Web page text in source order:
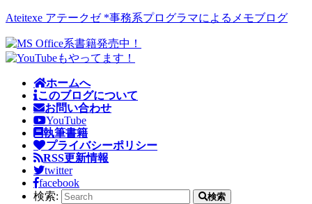
Ateitexe アテークゼ *事務系プログラマによるメモブログ
ホームへ
このブログについて
お問い合わせ
YouTube
執筆書籍
プライバシーポリシー
RSS更新情報
twitter
facebook
検索: 検索